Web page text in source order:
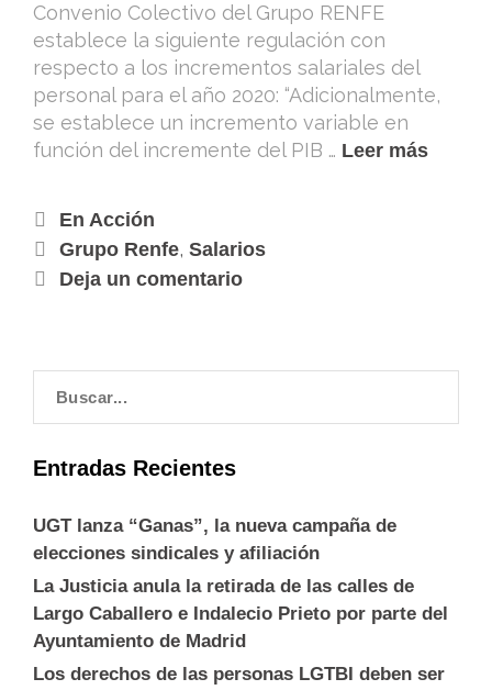
Convenio Colectivo del Grupo RENFE
establece la siguiente regulación con
respecto a los incrementos salariales del
personal para el año 2020: “Adicionalmente,
se establece un incremento variable en
función del incremente del PIB … Leer más
En Acción
Grupo Renfe, Salarios
Deja un comentario
Entradas Recientes
UGT lanza “Ganas”, la nueva campaña de
elecciones sindicales y afiliación
La Justicia anula la retirada de las calles de
Largo Caballero e Indalecio Prieto por parte del
Ayuntamiento de Madrid
Los derechos de las personas LGTBI deben ser